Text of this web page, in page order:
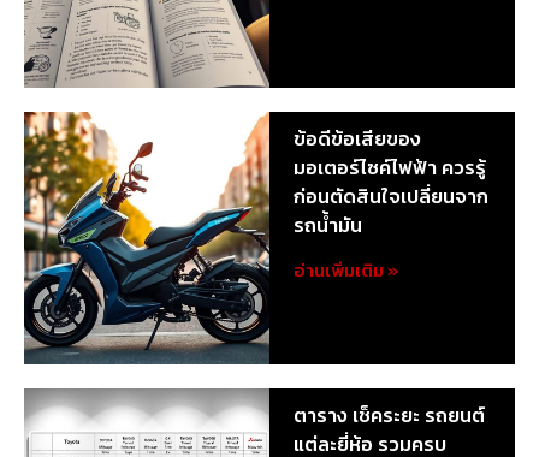
ข้อดีข้อเสียของ
มอเตอร์ไซค์ไฟฟ้า ควรรู้
ก่อนตัดสินใจเปลี่ยนจาก
รถน้ำมัน
อ่านเพิ่มเติม »
ตาราง เช็คระยะ รถยนต์
แต่ละยี่ห้อ รวมครบ